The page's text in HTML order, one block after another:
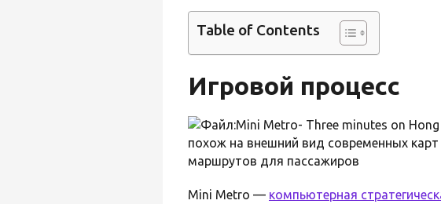
Table of Contents
Игровой процесс
похож на внешний вид современных
маршрутов для пассажиров
Mini Metro — компьютерная